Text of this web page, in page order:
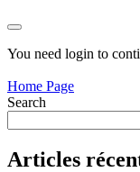
You need login to
Home Page
Search
Articles